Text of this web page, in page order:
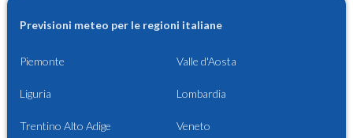
Previsioni meteo per le regioni italiane
Piemonte Valle d'Aosta
Liguria Lombardia
Trentino Alto Adige Veneto